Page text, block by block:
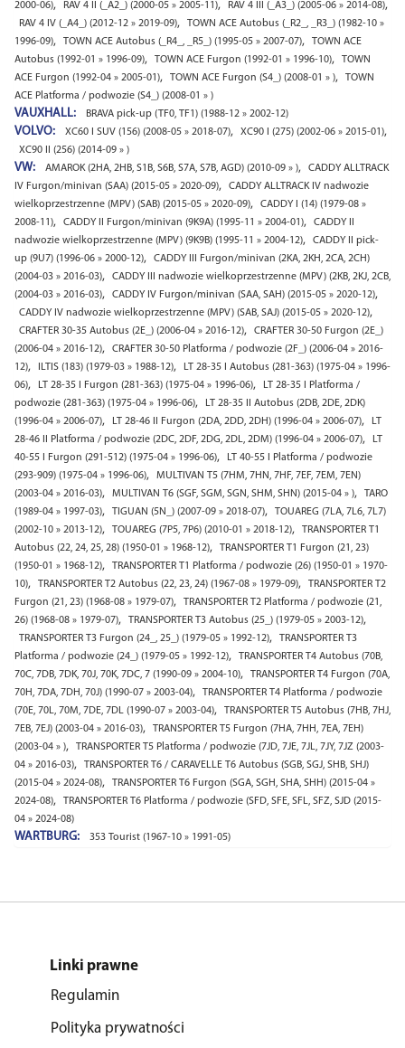
2000-06), RAV 4 II (_A2_) (2000-05 » 2005-11), RAV 4 III (_A3_) (2005-06 » 2014-08),
RAV 4 IV (_A4_) (2012-12 » 2019-09),
TOWN ACE Autobus (_R2_, _R3_) (1982-10 »
1996-09), TOWN ACE Autobus (_R4_, _R5_) (1995-05 » 2007-07),
TOWN ACE
Autobus (1992-01 » 1996-09), TOWN ACE Furgon (1992-01 » 1996-10),
TOWN
ACE Furgon (1992-04 » 2005-01), TOWN ACE Furgon (S4_) (2008-01 » ),
TOWN
ACE Platforma / podwozie (S4_) (2008-01 » )
VAUXHALL: BRAVA pick-up (TF0, TF1) (1988-12 » 2002-12)
VOLVO: XC60 I SUV (156) (2008-05 » 2018-07), XC90 I (275) (2002-06 » 2015-01),
XC90 II (256) (2014-09 » )
VW: AMAROK (2HA, 2HB, S1B, S6B, S7A, S7B, AGD) (2010-09 » ),
CADDY ALLTRACK
IV Furgon/minivan (SAA) (2015-05 » 2020-09),
CADDY ALLTRACK IV nadwozie
wielkoprzestrzenne (MPV) (SAB) (2015-05 » 2020-09),
CADDY I (14) (1979-08 »
2008-11), CADDY II Furgon/minivan (9K9A) (1995-11 » 2004-01),
CADDY II
nadwozie wielkoprzestrzenne (MPV) (9K9B) (1995-11 » 2004-12),
CADDY II pick-
up (9U7) (1996-06 » 2000-12),
CADDY III Furgon/minivan (2KA, 2KH, 2CA, 2CH)
(2004-03 » 2016-03),
CADDY III nadwozie wielkoprzestrzenne (MPV) (2KB, 2KJ, 2CB,
(2004-03 » 2016-03), CADDY IV Furgon/minivan (SAA, SAH) (2015-05 » 2020-12),
CADDY IV nadwozie wielkoprzestrzenne (MPV) (SAB, SAJ) (2015-05 » 2020-12),
CRAFTER 30-35 Autobus (2E_) (2006-04 » 2016-12),
CRAFTER 30-50 Furgon (2E_)
(2006-04 » 2016-12),
CRAFTER 30-50 Platforma / podwozie (2F_) (2006-04 » 2016-
12), ILTIS (183) (1979-03 » 1988-12),
LT 28-35 I Autobus (281-363) (1975-04 » 1996-
06), LT 28-35 I Furgon (281-363) (1975-04 » 1996-06),
LT 28-35 I Platforma /
podwozie (281-363) (1975-04 » 1996-06),
LT 28-35 II Autobus (2DB, 2DE, 2DK)
(1996-04 » 2006-07), LT 28-46 II Furgon (2DA, 2DD, 2DH) (1996-04 » 2006-07),
LT
28-46 II Platforma / podwozie (2DC, 2DF, 2DG, 2DL, 2DM) (1996-04 » 2006-07),
LT
40-55 I Furgon (291-512) (1975-04 » 1996-06),
LT 40-55 I Platforma / podwozie
(293-909) (1975-04 » 1996-06),
MULTIVAN T5 (7HM, 7HN, 7HF, 7EF, 7EM, 7EN)
(2003-04 » 2016-03), MULTIVAN T6 (SGF, SGM, SGN, SHM, SHN) (2015-04 » ),
TARO
(1989-04 » 1997-03), TIGUAN (5N_) (2007-09 » 2018-07),
TOUAREG (7LA, 7L6, 7L7)
(2002-10 » 2013-12), TOUAREG (7P5, 7P6) (2010-01 » 2018-12),
TRANSPORTER T1
Autobus (22, 24, 25, 28) (1950-01 » 1968-12),
TRANSPORTER T1 Furgon (21, 23)
(1950-01 » 1968-12),
TRANSPORTER T1 Platforma / podwozie (26) (1950-01 » 1970-
10), TRANSPORTER T2 Autobus (22, 23, 24) (1967-08 » 1979-09),
TRANSPORTER T2
Furgon (21, 23) (1968-08 » 1979-07),
TRANSPORTER T2 Platforma / podwozie (21,
26) (1968-08 » 1979-07), TRANSPORTER T3 Autobus (25_) (1979-05 » 2003-12),
TRANSPORTER T3 Furgon (24_, 25_) (1979-05 » 1992-12),
TRANSPORTER T3
Platforma / podwozie (24_) (1979-05 » 1992-12),
TRANSPORTER T4 Autobus (70B,
70C, 7DB, 7DK, 70J, 70K, 7DC, 7 (1990-09 » 2004-10),
TRANSPORTER T4 Furgon (70A,
70H, 7DA, 7DH, 70J) (1990-07 » 2003-04),
TRANSPORTER T4 Platforma / podwozie
(70E, 70L, 70M, 7DE, 7DL (1990-07 » 2003-04),
TRANSPORTER T5 Autobus (7HB, 7HJ,
7EB, 7EJ) (2003-04 » 2016-03),
TRANSPORTER T5 Furgon (7HA, 7HH, 7EA, 7EH)
(2003-04 » ),
TRANSPORTER T5 Platforma / podwozie (7JD, 7JE, 7JL, 7JY, 7JZ (2003-
04 » 2016-03),
TRANSPORTER T6 / CARAVELLE T6 Autobus (SGB, SGJ, SHB, SHJ)
(2015-04 » 2024-08),
TRANSPORTER T6 Furgon (SGA, SGH, SHA, SHH) (2015-04 »
2024-08),
TRANSPORTER T6 Platforma / podwozie (SFD, SFE, SFL, SFZ, SJD (2015-
04 » 2024-08)
WARTBURG: 353 Tourist (1967-10 » 1991-05)
Linki prawne
Regulamin
Polityka prywatności